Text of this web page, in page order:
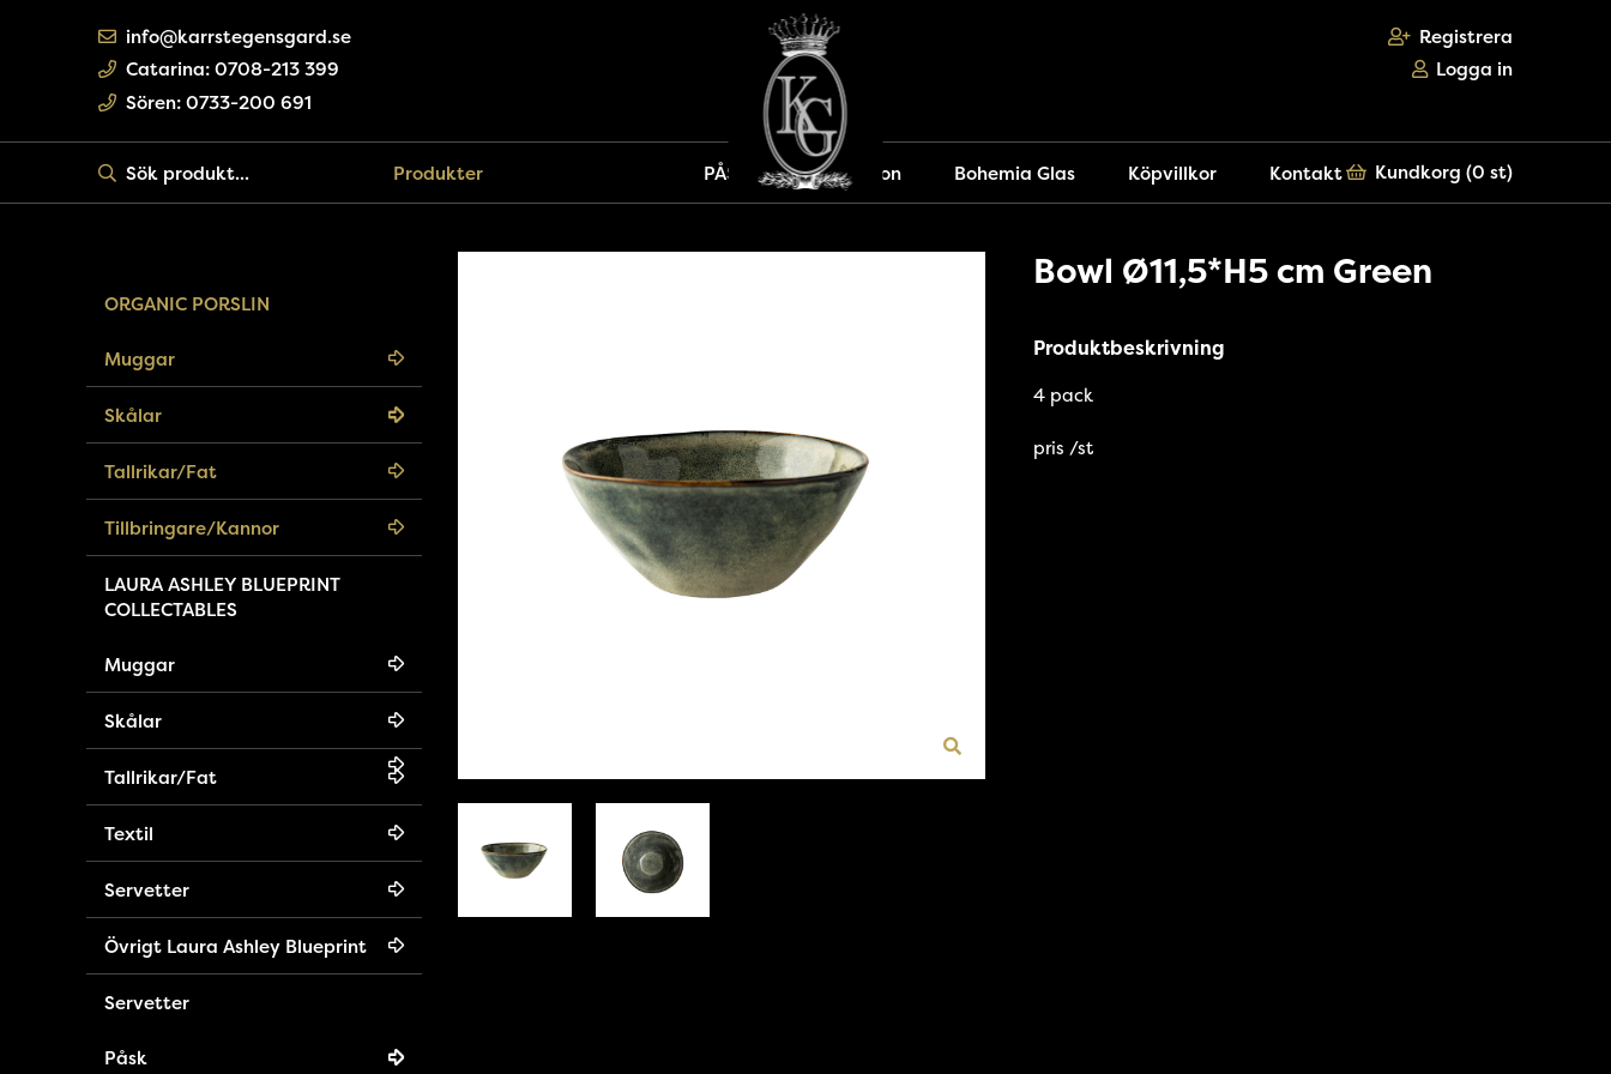
info@karrstegensgard.se
Catarina: 0708-213 399
Sören: 0733-200 691
Registrera
Logga in
Kundkorg (0 st)
Produkter PÅSK Dekoration Bohemia Glas Köpvillkor Kontakt
ORGANIC PORSLIN
Muggar
Skålar
Tallrikar/Fat
Tillbringare/Kannor
LAURA ASHLEY BLUEPRINT
COLLECTABLES
Muggar
Skålar
Tallrikar/Fat
Textil
Servetter
Övrigt Laura Ashley Blueprint
Servetter
Påsk
Bowl Ø11,5*H5 cm Green
Produktbeskrivning
4 pack
pris /st